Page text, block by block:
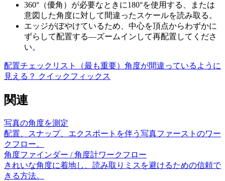
360°（優角）が必要なときに180°を使用する、または
意図した角度に対して間違ったスケールを読み取る。
エッジがぼやけているため、中心を頂点からわずかに
ずらして配置する—ズームインして再配置してくださ
い。
配置チェックリスト（最も重要） 角度が間違っているように
見える？ クイックフィックス
関連
写真の角度を測定
配置、スナップ、エクスポートを伴う写真ファーストのワー
クフロー。
角度ファインダー / 角度計ワークフロー
きれいな角度に着地し、読み取りミスを避けるための信頼で
きる方法。